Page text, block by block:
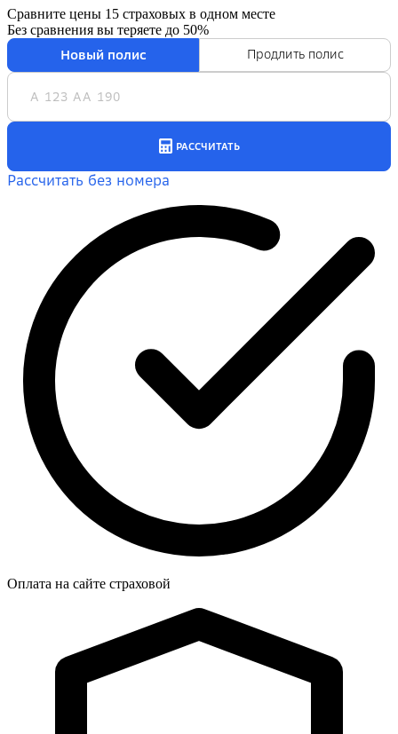
Сравните цены 15 страховых в одном месте
Без сравнения вы теряете до 50%
Оплата на сайте страховой